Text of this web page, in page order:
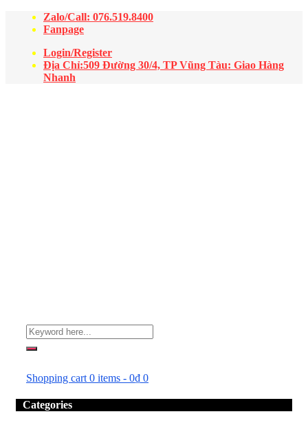
Zalo/Call: 076.519.8400
Fanpage
Login/Register
Địa Chỉ:509 Đường 30/4, TP Vũng Tàu: Giao Hàng
Nhanh
Shopping cart 0 items - 0₫ 0
Categories